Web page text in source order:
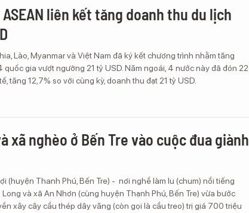
liên kết tăng doanh thu du lịch
Lào, Myanmar và Việt Nam đã ký kết chương trình nhằm tăng
gia vượt ngưỡng 21 tỷ USD. Năm ngoái, 4 nước này đã đón 22
tăng 12,7% so với cùng kỳ, doanh thu đạt 21 tỷ USD.
xã nghèo ở Bến Tre vào cuộc đua giành
(huyện Thanh Phú, Bến Tre) - nơi nghề làm lu (chum) nổi tiếng
và xã An Nhơn (cùng huyện Thạnh Phú, Bến Tre) vừa bước
xây cây cầu thép dây văng (còn gọi là cầu treo) trị giá 700 triệu